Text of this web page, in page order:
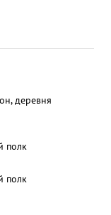
деревня
полк
полк